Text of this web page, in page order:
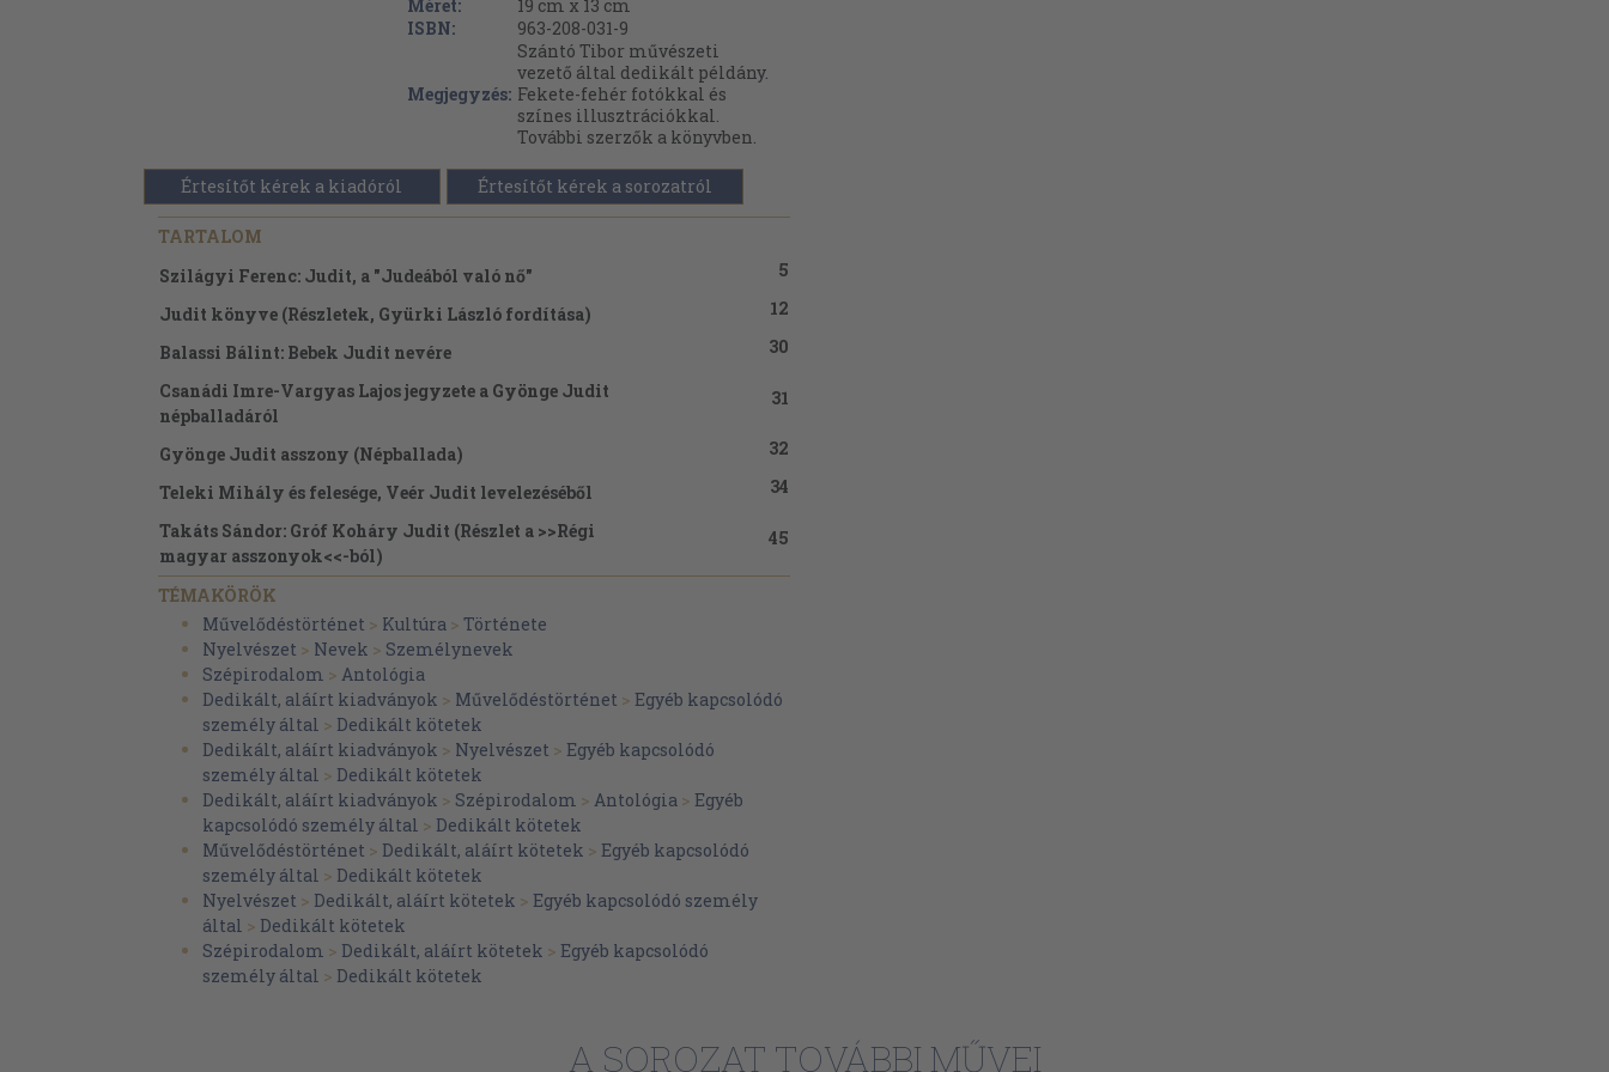
Méret:
19 cm x 13 cm
ISBN:
963-208-031-9
Megjegyzés:
Szántó Tibor művészeti
vezető által dedikált példány.
Fekete-fehér fotókkal és
színes illusztrációkkal.
További szerzők a könyvben.
Értesítőt kérek a kiadóról Értesítőt kérek a sorozatról
TARTALOM
Szilágyi Ferenc: Judit, a "Judeából való nő"
5
Judit könyve (Részletek, Gyürki László fordítása)
12
Balassi Bálint: Bebek Judit nevére
30
Csanádi Imre-Vargyas Lajos jegyzete a Gyönge Judit
népballadáról
31
Gyönge Judit asszony (Népballada)
32
Teleki Mihály és felesége, Veér Judit levelezéséből
34
Takáts Sándor: Gróf Koháry Judit (Részlet a >>Régi
magyar asszonyok<<-ból)
45
Tarnai Andor: Amade Lászlóról
Amade László: Édes Dudi, Duduskám...
Weöres Sándor: Dukai Takách Juditról
Dukai Takách Judit: Klaviromhoz
69
Katona József: D.T.J. ...hoz
Berzsenyi Dániel: Dukai Takách Juditnak
Berzsenyi Dániel: Dukai Takách Judithoz
Arany János: A Jóka ördöge (Részlet)
Catulle Mendes: Soros dolorosa
Móricz Zsigmond: Judith és Eszter
Kroó György: Bartók >>A kékszakállú herceg vára<< című
TÉMAKÖRÖK
Művelődéstörténet > Kultúra > Története
Nyelvészet > Nevek > Személynevek
Szépirodalom > Antológia
Dedikált, aláírt kiadványok > Művelődéstörténet > Egyéb kapcsolódó
személy által > Dedikált kötetek
Dedikált, aláírt kiadványok > Nyelvészet > Egyéb kapcsolódó
személy által > Dedikált kötetek
Dedikált, aláírt kiadványok > Szépirodalom > Antológia > Egyéb
kapcsolódó személy által > Dedikált kötetek
Művelődéstörténet > Dedikált, aláírt kötetek > Egyéb kapcsolódó
személy által > Dedikált kötetek
Nyelvészet > Dedikált, aláírt kötetek > Egyéb kapcsolódó személy
által > Dedikált kötetek
Szépirodalom > Dedikált, aláírt kötetek > Egyéb kapcsolódó
személy által > Dedikált kötetek
A SOROZAT TOVÁBBI MŰVEI